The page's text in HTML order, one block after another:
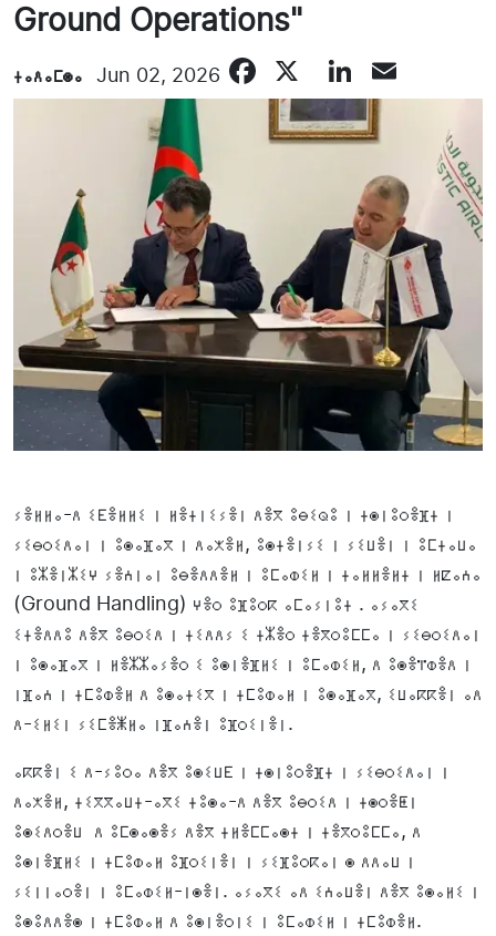
Ground Operations"
ⵜⴰⴷⴰⵎⵙⴰ Jun 02, 2026 Facebook
ⵢⴻⵍⵍⴰ-ⴷ ⵉⴹⴻⵍⵍⵉ ⵏ ⵍⴻⵜⵏⵉⵢⴻⵏ ⴷⴻⴳ ⵓⴱⵉⵕⵓ ⵏ ⵜⵙⵏⵓⵔⴻⴼⵜ ⵏ
ⵢⵉⴱⵔⵉⴷⴰⵏ ⵏ ⵓⵙⴰⴼⴰⴳ ⵏ ⴷⴰⵅⴻⵍ, ⵓⵙⵜⴻⵏⵢⵉ ⵏ ⵢⵉⵡⴻⵏ ⵏ ⵓⵎⵜⴰⵡⴰ
ⵏ ⵓⵣⴻⵏⵣⵉⵖ ⵢⴻⵄⵏⴰⵏ ⵓⴱⴻⴷⴷⴻⵍ ⵏ ⵓⵎⴰⵀⵉⵍ ⵏ ⵜⴰⵍⵍⴻⵍⵜ ⵏ ⵍⵇⴰⵄⴰ
(Ground Handling) ⵖⴻⵔ ⵓⴼⵓⵔⴽ ⴰⵎⴰⵢⵏⵓⵜ . ⴰⵢⴰⴳⵉ
ⵉⵜⴻⴷⴷⵓ ⴷⴻⴳ ⵓⴱⵔⵉⴷ ⵏ ⵜⵉⴷⴷⵢ ⵉ ⵜⵣⴻⵔ ⵜⴻⴳⵔⵓⵎⵎⴰ ⵏ ⵢⵉⴱⵔⵉⴷⴰⵏ
ⵏ ⵓⵙⴰⴼⴰⴳ ⵏ ⵍⴻⵣⵣⴰⵢⴻⵔ ⵉ ⵓⵙⵏⴻⴼⵍⵉ ⵏ ⵓⵎⴰⵀⵉⵍ, ⴷ ⵓⵙⴻⴶⵀⴻⴷ ⵏ
ⵏⴼⴰⵄ ⵏ ⵜⵎⵓⵀⴻⵍ ⴷ ⵓⵙⴰⵜⵉⴳ ⵏ ⵜⵎⵓⵀⴰⵍ ⵏ ⵓⵙⴰⴼⴰⴳ, ⵉⵡⴰⴽⴽⴻⵏ ⴰⴷ
ⴷ-ⵉⵍⵉⵏ ⵢⵉⵎⴻⵥⵍⴰ ⵏⴼⴰⵄⴻⵏ ⵓⴼⵔⵉⵏⴻⵏ.
ⴰⴽⴽⴻⵏ ⵉ ⴷ-ⵢⵓⵔⴰ ⴷⴻⴳ ⵓⵙⵉⵡⴹ ⵏ ⵜⵙⵏⵓⵔⴻⴼⵜ ⵏ ⵢⵉⴱⵔⵉⴷⴰⵏ ⵏ
ⴷⴰⵅⴻⵍ, ⵜⵉⴳⴳⴰⵡⵜ-ⴰⴳⵉ ⵜⵓⵙⴰ-ⴷ ⴷⴻⴳ ⵓⴱⵔⵉⴷ ⵏ ⵜⵙⵔⴻⵟⵏ
ⵓⵙⵉⴷⵔⴻⵡ ⴷ ⵓⵎⵙⴰⵙⴻⵢ ⴷⴻⴳ ⵜⵍⴻⵎⵎⴰⵙⵜ ⵏ ⵜⴻⴳⵔⵓⵎⵎⴰ, ⴷ
ⵓⵙⵏⴻⴼⵍⵉ ⵏ ⵜⵎⵓⵀⴰⵍ ⵓⴼⵔⵉⵏⴻⵏ ⵏ ⵢⵉⴼⵓⵔⴽⴰⵏ ⵙ ⴷⴷⴰⵡ ⵏ
ⵢⵉⵏⵏⴰⵔⴻⵏ ⵏ ⵓⵎⴰⵀⵉⵍ-ⵏⵙⴻⵏ. ⴰⵢⴰⴳⵉ ⴰⴷ ⵉⵄⴰⵡⴻⵏ ⴷⴻⴳ ⵓⵙⴰⵍⵉ ⵏ
ⵓⵙⵓⴷⴷⴻⵙ ⵏ ⵜⵎⵓⵀⴰⵍ ⴷ ⵓⵙⵏⴻⵔⵏⵉ ⵏ ⵓⵎⴰⵀⵉⵍ ⵏ ⵜⵎⵓⵀⴻⵍ.